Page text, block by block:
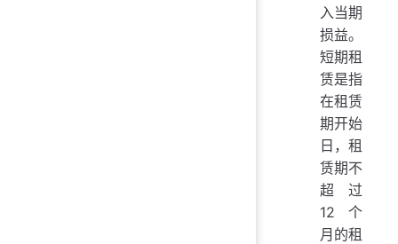
入当期
损益。
短期租
赁是指
在租赁
期开始
日，租
赁期不
超过
12个
月的租